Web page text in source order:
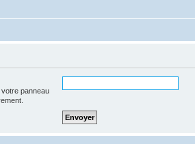
panneau